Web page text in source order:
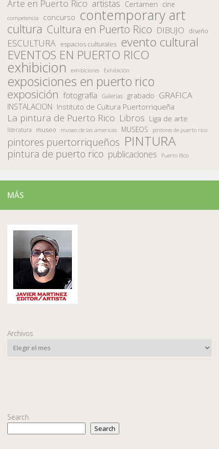
Arte en Puerto Rico artistas Certamen cine
competencia concurso contemporary art
cultura Cultura en Puerto Rico DIBUJO diseño
ESCULTURA espacios culturales evento cultural
EVENTOS EN PUERTO RICO
exhibicion exhibiciones Exhibición
exposiciones en puerto rico
exposición fotografía Galerias grabado GRAFICA
INSTALACION Instituto de Cultura Puertorriqueña
La pintura de Puerto Rico Libros Liga de arte
literatura museo museo de las americas MUSEOS pintores de puerto rico
pintores puertorriqueños PINTURA
pintura de puerto rico publicaciones Puerto Rico
MÁS
Archivos
Search
Search